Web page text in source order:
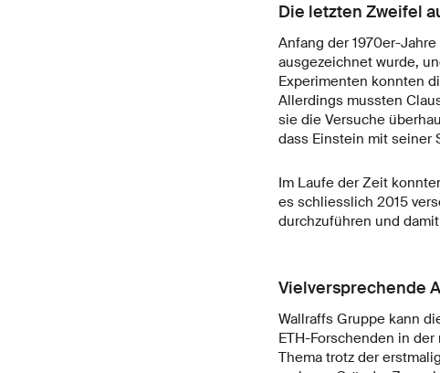
Die letzten Zweifel
Anfang der 1970er-
ausgezeichnet wurde,
Experimenten konnten
Allerdings mussten
sie die Versuche
dass Einstein mit seiner
Im Laufe der Zeit
es schliesslich 2015
durchzuführen und
Vielversprechende
Wallraffs Gruppe kann
ETH-Forschenden in
Thema trotz der